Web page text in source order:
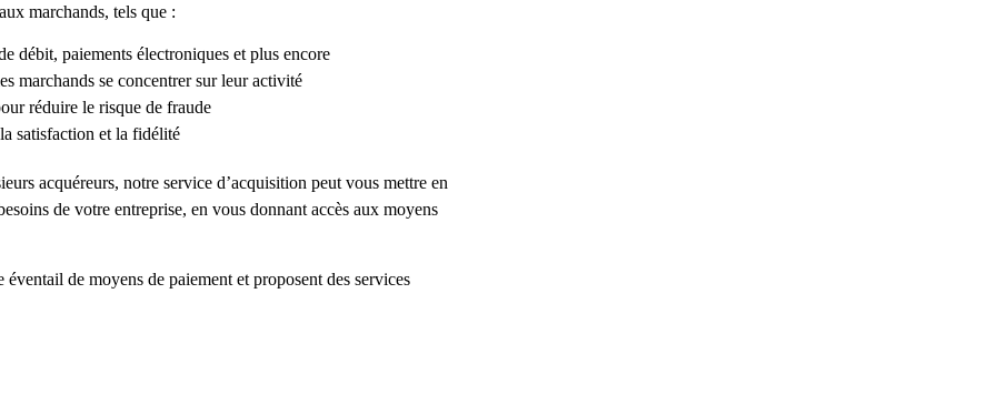
marchands, tels que :
débit, paiements électroniques et plus encore
marchands se concentrer sur leur activité
réduire le risque de fraude
satisfaction et la fidélité
acquéreurs, notre service d’acquisition peut vous mettre en
de votre entreprise, en vous donnant accès aux moyens
de moyens de paiement et proposent des services